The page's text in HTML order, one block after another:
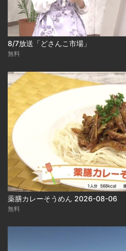
8/7放送「どさんこ市場」
無料
薬膳カレーそうめん 2026-08-06
無料